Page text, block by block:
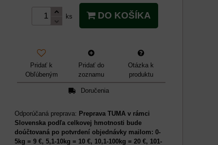
ks DO KOŠÍKA
Pridať k
Obľúbeným
Pridať do
zoznamu
Otázka k
produktu
Doručenia
Preprava TUMA v rámci
Slovenska podľa celkovej hmotnosti bude
doúčtovaná po potvrdení objednávky mailom: 0-
5kg = 9 €, 5,1-10kg = 10 €, 10,1-100kg = 20 €, 101-